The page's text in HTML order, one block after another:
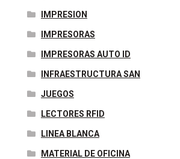
IMPRESION
IMPRESORAS
IMPRESORAS AUTO ID
INFRAESTRUCTURA SAN
JUEGOS
LECTORES RFID
LINEA BLANCA
MATERIAL DE OFICINA